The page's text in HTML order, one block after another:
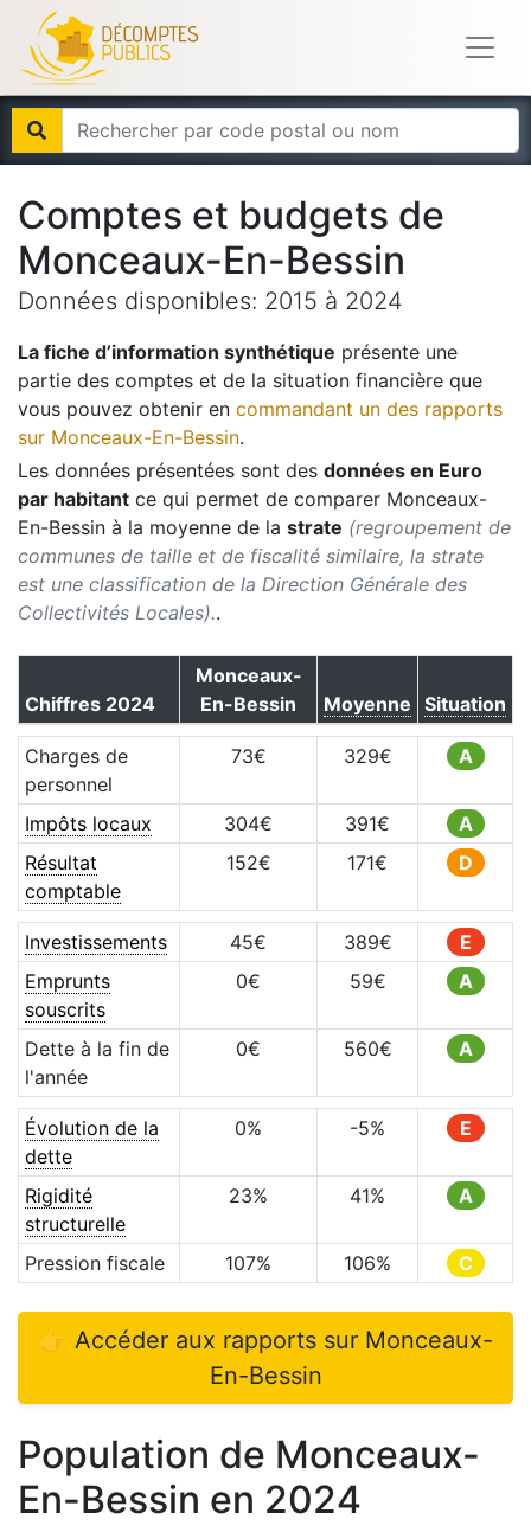
Comptes et budgets de
Monceaux-En-Bessin
Données disponibles: 2015 à 2024
La fiche d’information synthétique présente une
partie des comptes et de la situation financière que
vous pouvez obtenir en commandant un des rapports
sur Monceaux-En-Bessin.
Les données présentées sont des données en Euro
par habitant ce qui permet de comparer Monceaux-
En-Bessin à la moyenne de la strate (regroupement de
communes de taille et de fiscalité similaire, la strate
est une classification de la Direction Générale des
Collectivités Locales)..
Chiffres 2024
Monceaux-
En-Bessin
Moyenne Situation
Charges de
personnel
73€ 329€ A
Impôts locaux 304€ 391€
A
Résultat
comptable
152€ 171€ D
Investissements 45€ 389€
E
Emprunts
souscrits
0€ 59€ A
Dette à la fin de
l'année
0€ 560€ A
Évolution de la
dette
0% -5% E
Rigidité
structurelle
23% 41% A
Pression fiscale 107% 106% C
👉 Accéder aux rapports sur Monceaux-
En-Bessin
Population de Monceaux-
En-Bessin en 2024